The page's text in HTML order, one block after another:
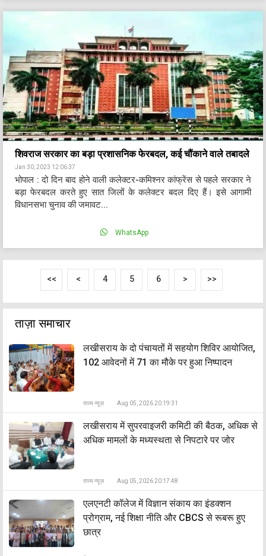
शिवराज सरकार का बड़ा प्रशासनिक फेरबदल, कई चौंकाने वाले तबादले
Jan 30, 2023 12:06:37
भोपाल : दो दिन बाद होने वाली कलेक्टर-कमिश्नर कांफ्रेंस से पहले सरकार ने
बड़ा फेरबदल करते हुए सात जिलों के कलेक्टर बदल दिए हैं। इसे आगामी
विधानसभा चुनाव की जमावट...
WhatsApp
<< < 4 5 6 > >>
ताज़ा समाचार
लखीसराय के दो पंचायतों में सहयोग शिविर आयोजित,
102 आवेदनों में 71 का मौके पर हुआ निष्पादन
राज्य न्यूज़ Aug 05, 2026 20:19:31
लखीसराय में सुपरवाइजरी कमिटी की बैठक, अधिक से
अधिक मामलों के मध्यस्थता से निपटारे पर जोर
राज्य न्यूज़ Aug 05, 2026 20:17:48
एलएनटी कॉलेज में विज्ञान संकाय का इंडक्शन
प्रोग्राम, नई शिक्षा नीति और CBCS से रूबरू हुए
छात्र